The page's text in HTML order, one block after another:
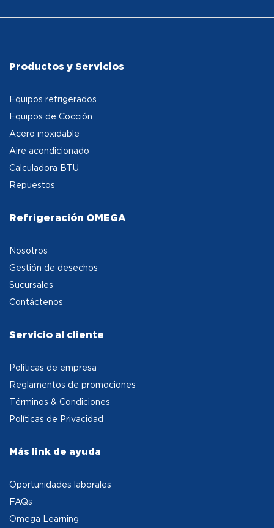
Productos y Servicios
Equipos refrigerados
Equipos de Cocción
Acero inoxidable
Aire acondicionado
Calculadora BTU
Repuestos
Refrigeración OMEGA
Nosotros
Gestión de desechos
Sucursales
Contáctenos
Servicio al cliente
Políticas de empresa
Reglamentos de promociones
Términos & Condiciones
Políticas de Privacidad
Más link de ayuda
Oportunidades laborales
FAQs
Omega Learning